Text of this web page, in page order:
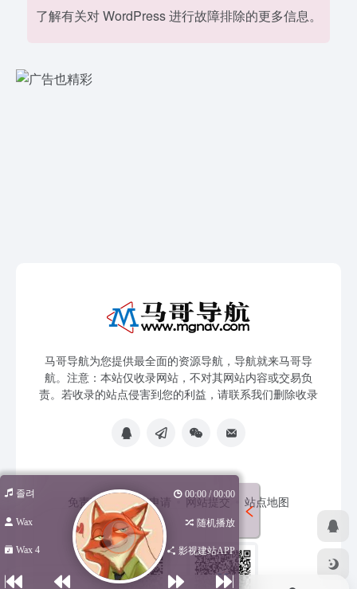
了解有关对 WordPress 进行故障排除的更多信息。
马哥导航为您提供最全面的资源导航，导航就来马哥导
航。注意：本站仅收录网站，不对其网站内容或交易负
责。若收录的站点侵害到您的利益，请联系我们删除收录
免责声明 友链申请 网站提交 站点地图
졸려 00:00 / 00:00
Wax 随机播放
Wax 4 影视建站APP